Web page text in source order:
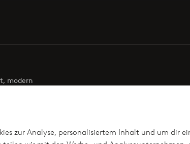
zur Analyse, personalisiertem Inhalt und um dir
modern